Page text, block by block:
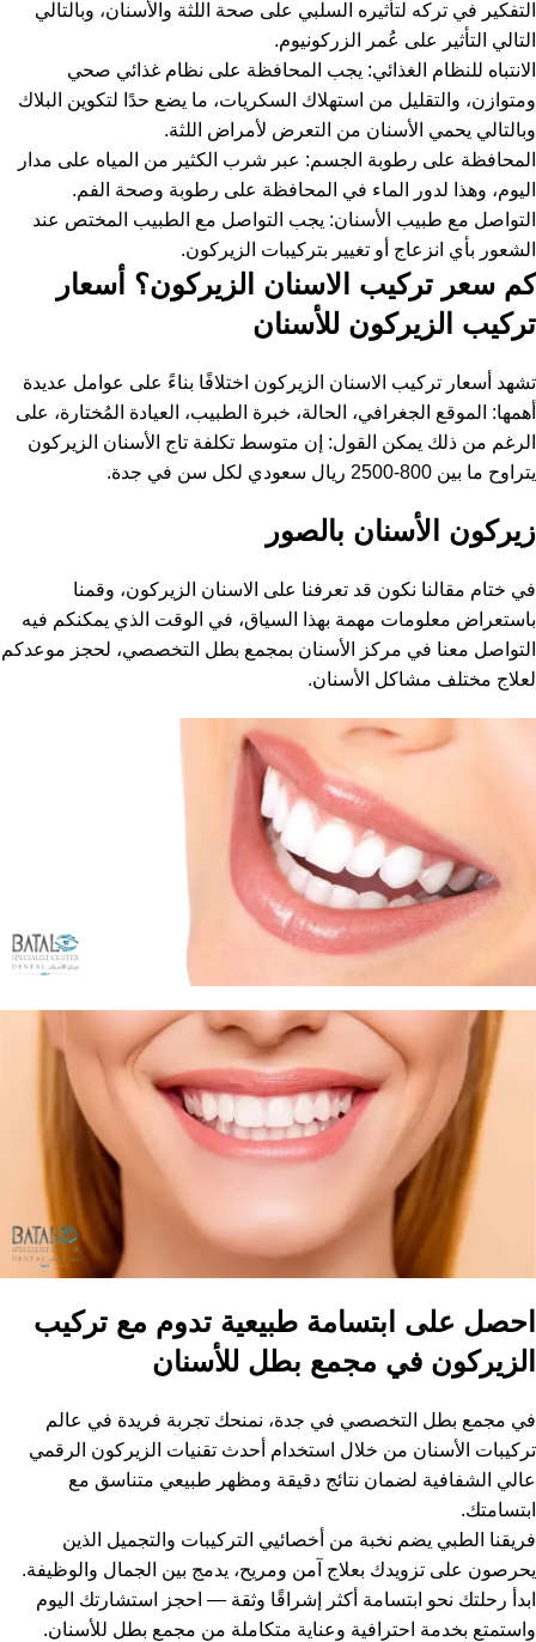
التفكير في تركه لتأثيره السلبي على صحة اللثة والأسنان، وبالتالي
التالي التأثير على عُمر الزركونيوم.
الانتباه للنظام الغذائي: يجب المحافظة على نظام غذائي صحي
ومتوازن، والتقليل من استهلاك السكريات، ما يضع حدًا لتكوين البلاك
وبالتالي يحمي الأسنان من التعرض لأمراض اللثة.
المحافظة على رطوبة الجسم: عبر شرب الكثير من المياه على مدار
اليوم، وهذا لدور الماء في المحافظة على رطوبة وصحة الفم.
التواصل مع طبيب الأسنان: يجب التواصل مع الطبيب المختص عند
الشعور بأي انزعاج أو تغيير بتركيبات الزيركون.
كم سعر تركيب الاسنان الزيركون؟ أسعار
تركيب الزيركون للأسنان
تشهد أسعار تركيب الاسنان الزيركون اختلافًا بناءً على عوامل عديدة
أهمها: الموقع الجغرافي، الحالة، خبرة الطبيب، العيادة المُختارة، على
الرغم من ذلك يمكن القول: إن متوسط تكلفة تاج الأسنان الزيركون
يتراوح ما بين 800-2500 ريال سعودي لكل سن في جدة.
زيركون الأسنان بالصور
في ختام مقالنا نكون قد تعرفنا على الاسنان الزيركون، وقمنا
باستعراض معلومات مهمة بهذا السياق، في الوقت الذي يمكنكم فيه
التواصل معنا في مركز الأسنان بمجمع بطل التخصصي، لحجز موعدكم
لعلاج مختلف مشاكل الأسنان.
احصل على ابتسامة طبيعية تدوم مع تركيب
الزيركون في مجمع بطل للأسنان
في مجمع بطل التخصصي في جدة، نمنحك تجربة فريدة في عالم
تركيبات الأسنان من خلال استخدام أحدث تقنيات الزيركون الرقمي
عالي الشفافية لضمان نتائج دقيقة ومظهر طبيعي متناسق مع
ابتسامتك.
فريقنا الطبي يضم نخبة من أخصائيي التركيبات والتجميل الذين
يحرصون على تزويدك بعلاج آمن ومريح، يدمج بين الجمال والوظيفة.
ابدأ رحلتك نحو ابتسامة أكثر إشراقًا وثقة — احجز استشارتك اليوم
واستمتع بخدمة احترافية وعناية متكاملة من مجمع بطل للأسنان.